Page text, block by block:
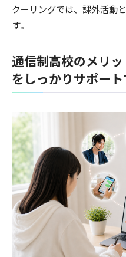
クーリングでは、課外活動
す。
通信制高校のメリ
をしっかりサポー